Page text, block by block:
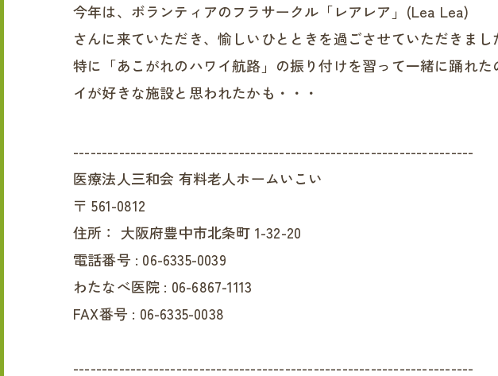
今年は、ボランティアのフラサークル「レアレア」(Lea Lea)
さんに来ていただき、愉しいひとときを過ごさせていただきまし
特に「あこがれのハワイ航路」の振り付けを習って一緒に踊れ
イが好きな施設と思われたかも・・・
----------------------------------------------------------------------
医療法人三和会 有料老人ホームいこい
〒561-0812
住所： 大阪府豊中市北条町 1-32-20
電話番号 : 06-6335-0039
わたなべ医院 : 06-6867-1113
FAX番号 : 06-6335-0038
----------------------------------------------------------------------